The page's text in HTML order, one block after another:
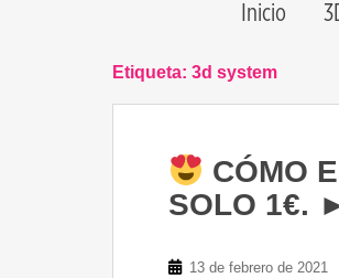
Inicio
Etiqueta: 3d system
CÓMO
SOLO 1€.
13 de febrero de 2021